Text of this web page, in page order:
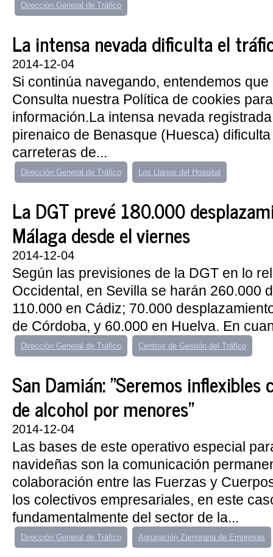
Dirección General de Tráfico
La intensa nevada dificulta el
2014-12-04
Si continúa navegando, entendemos
Consulta nuestra Política de cookies
información.La intensa nevada
pirenaico de Benasque (Huesca)
carreteras de...
Dirección General de Tráfico Los Llanos del Hospital
La DGT prevé 180.000
Málaga desde el viernes
2014-12-04
Según las previsiones de la DGT en lo
Occidental, en Sevilla se harán 260.000
110.000 en Cádiz; 70.000
de Córdoba, y 60.000 en Huelva. En
Dirección General de Tráfico Centros de Gestión del Tráfico
San Damián: "Seremos inflexibles
de alcohol por menores"
2014-12-04
Las bases de este operativo especial
navideñas son la comunicación
colaboración entre las Fuerzas y
los colectivos empresariales, en este
fundamentalmente del sector de la...
Dirección General de Tráfico Agrupación Zamorana de Empresas